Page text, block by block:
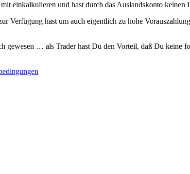
einkalkulieren und hast durch das Auslandskonto
Verfügung hast um auch eigentlich zu hohe
gewesen … als Trader hast Du den Vorteil, daß Du